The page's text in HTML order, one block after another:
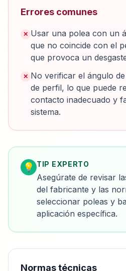
Errores comunes
✕ Usar una polea con un
que no coincide con el
que provoca un
✕ No verificar el ángulo
de perfil, lo que puede
contacto inadecuado y
sistema.
💡 TIP EXPERTO
Asegúrate de revisar
del fabricante y las
seleccionar poleas y
aplicación específica.
Normas técnicas